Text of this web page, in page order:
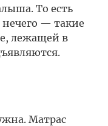
То есть
нечего — такие
лежащей в
Матрас